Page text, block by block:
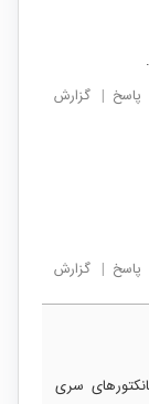
پاسخ | گزارش
پاسخ | گزارش
سری